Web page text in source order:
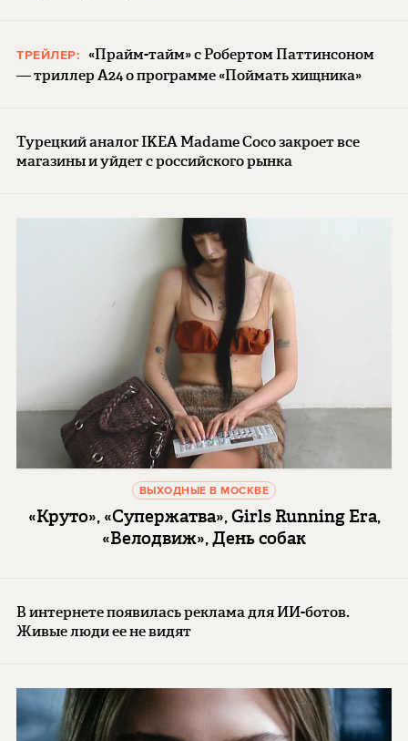
ТРЕЙЛЕР:
«Прайм-тайм» с Робертом Паттинсоном
— триллер A24 о программе «Поймать хищника»
Турецкий аналог IKEA Madame Coco закроет все
магазины и уйдет с российского рынка
ВЫХОДНЫЕ В МОСКВЕ
«Круто», «Супержатва», Girls Running Era,
«Велодвиж», День собак
В интернете появилась реклама для ИИ-ботов.
Живые люди ее не видят